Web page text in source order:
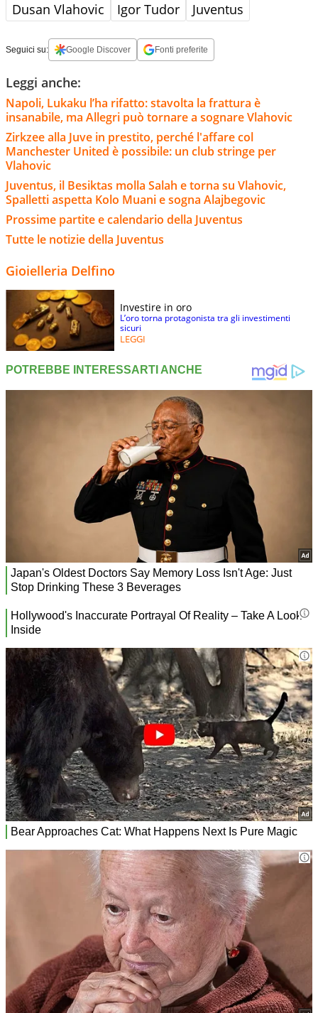
Dusan Vlahovic Igor Tudor Juventus
Seguici su: Google Discover Fonti preferite
Leggi anche:
Napoli, Lukaku l’ha rifatto: stavolta la frattura è
insanabile, ma Allegri può tornare a sognare Vlahovic
Zirkzee alla Juve in prestito, perché l'affare col
Manchester United è possibile: un club stringe per
Vlahovic
Juventus, il Besiktas molla Salah e torna su Vlahovic,
Spalletti aspetta Kolo Muani e sogna Alajbegovic
Prossime partite e calendario della Juventus
Tutte le notizie della Juventus
Gioielleria Delfino
Investire in oro
L’oro torna protagonista tra gli investimenti
sicuri
LEGGI